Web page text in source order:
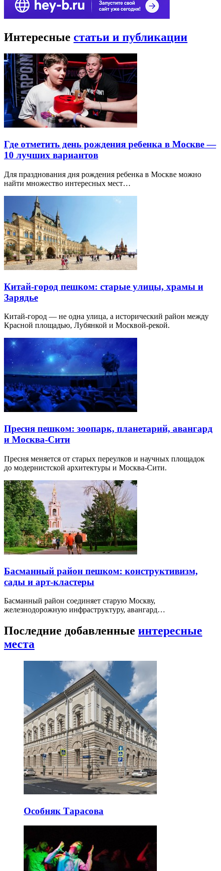
Интересные статьи и публикации
Где отметить день рождения ребенка в Москве —
10 лучших вариантов
Для празднования дня рождения ребенка в Москве можно
найти множество интересных мест…
Китай-город пешком: старые улицы, храмы и
Зарядье
Китай-город — не одна улица, а исторический район между
Красной площадью, Лубянкой и Москвой-рекой.
Пресня пешком: зоопарк, планетарий, авангард
и Москва-Сити
Пресня меняется от старых переулков и научных площадок
до модернистской архитектуры и Москва-Сити.
Басманный район пешком: конструктивизм,
сады и арт-кластеры
Басманный район соединяет старую Москву,
железнодорожную инфраструктуру, авангард…
Последние добавленные интересные
места
Особняк Тарасова